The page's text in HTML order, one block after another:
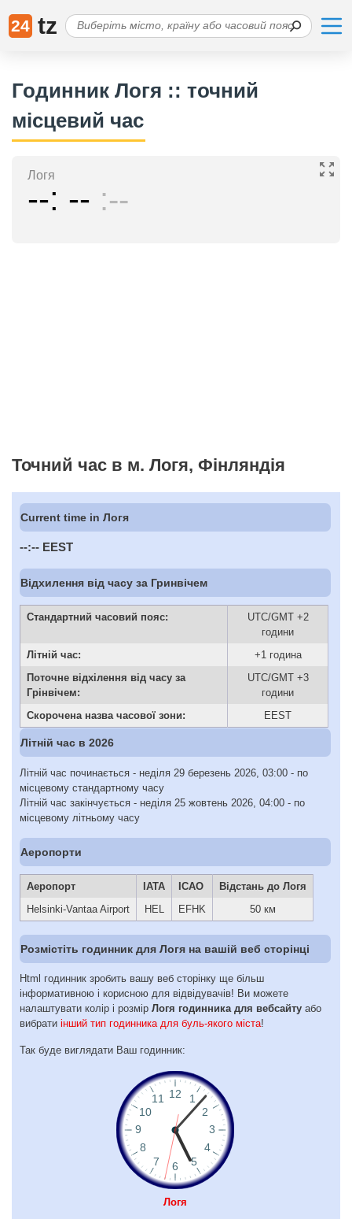
24 tz
Годинник Логя :: точний
місцевий час
Логя
-- -- --
Точний час в м. Логя, Фінляндія
Current time in Логя
--:-- EEST
Відхилення від часу за Гринвічем
Стандартний часовий пояс:
UTC/GMT +2
години
Літній час:
+1 година
Поточне відхілення від часу за
Грінвічем:
UTC/GMT +3
години
Скорочена назва часової зони:
EEST
Літній час в 2026
Літній час починається - неділя 29 березень 2026, 03:00 - по
місцевому стандартному часу
Літній час закінчується - неділя 25 жовтень 2026, 04:00 - по
місцевому літньому часу
Аеропорти
Аеропорт IATA ICAO
Відстань до Логя
Helsinki-Vantaa Airport
HEL EFHK 50 км
Розмістіть годинник для Логя на вашій веб сторінці
Html годинник зробить вашу веб сторінку ще більш
інформативною і корисною для відвідувачів! Ви можете
налаштувати колір і розмір Логя годинника для вебсайту або
вибрати інший тип годинника для буль-якого міста!
Так буде виглядати Ваш годинник:
Логя